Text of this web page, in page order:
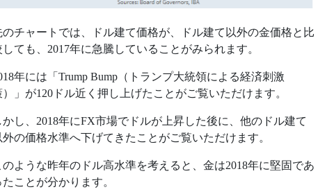
のチャートでは、ドル建て価格が、ドル建て以外の金価格と比
しても、2017年に急騰していることがみられます。
年には「Trump Bump（トランプ大統領による経済刺激
）」が120ドル近く押し上げたことがご覧いただけます。
かし、2018年にFX市場でドルが上昇した後に、他のドル建て
外の価格水準へ下げてきたことがご覧いただけます。
のような昨年のドル高水準を考えると、金は2018年に堅固であ
たことが分かります。